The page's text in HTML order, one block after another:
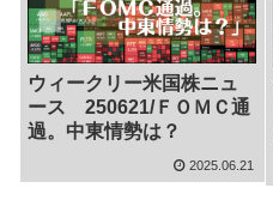
ウィークリー米国株ニュ
ース 250621/ＦＯＭＣ通
過。中東情勢は？
2025.06.21